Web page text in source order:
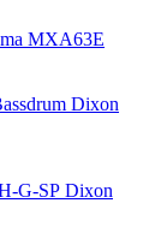
MXA63E
Dixon
Dixon